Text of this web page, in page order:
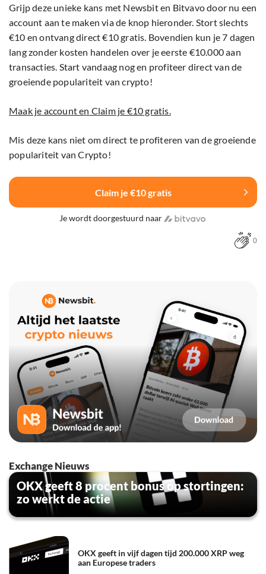
Grijp deze unieke kans met Newsbit en Bitvavo door nu een
account aan te maken via de knop hieronder. Stort slechts
€10 en ontvang direct €10 gratis. Bovendien kun je 7 dagen
lang zonder kosten handelen over je eerste €10.000 aan
transacties. Start vandaag nog en profiteer direct van de
groeiende populariteit van crypto!
Maak je account en Claim je €10 gratis.
Mis deze kans niet om direct te profiteren van de groeiende
populariteit van Crypto!
Claim je €10 gratis
Je wordt doorgestuurd naar
0
Exchange Nieuws
OKX geeft 8 procent bonus op stortingen:
zo werkt de actie
OKX geeft in vijf dagen tijd 200.000 XRP weg
aan Europese traders